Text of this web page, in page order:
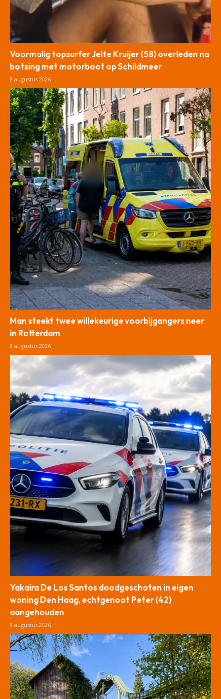
Voormalig topsurfer Jelte Kruijer (58) overleden na
botsing met motorboot op Schildmeer
8 augustus 2026
Man steekt twee willekeurige voorbijgangers neer
in Rotterdam
8 augustus 2026
Yakaira De Los Santos doodgeschoten in eigen
woning Den Haag, echtgenoot Peter (42)
aangehouden
8 augustus 2026